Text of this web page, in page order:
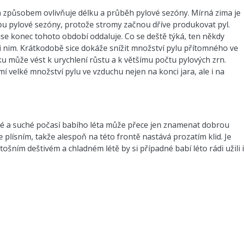
způsobem ovlivňuje délku a průběh pylové sezóny. Mírná zima je
pylové sezóny, protože stromy začnou dříve produkovat pyl.
konec tohoto období oddaluje. Co se deště týká, ten někdy
Krátkodobě sice dokáže snížit množství pylu přítomného ve
může vést k urychlení růstu a k většímu počtu pylových zrn.
velké množství pylu ve vzduchu nejen na konci jara, ale i na
a suché počasí babího léta může přece jen znamenat dobrou
plísním, takže alespoň na této frontě nastává prozatím klid. Je
deštivém a chladném létě by si případné babí léto rádi užili i